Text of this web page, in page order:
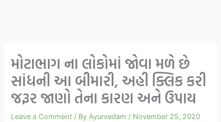
મોટાભાગ ના લોકોમાં જોવા મળે છે
સાંધની આ બીમારી, અહી ક્લિક કરી
જરૂર જાણો તેના કારણ અને ઉપાય
Leave a Comment / ByAyurvedam / November 25, 2020